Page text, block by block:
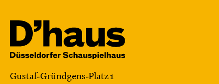
Gustaf-Gründgens-Platz 1